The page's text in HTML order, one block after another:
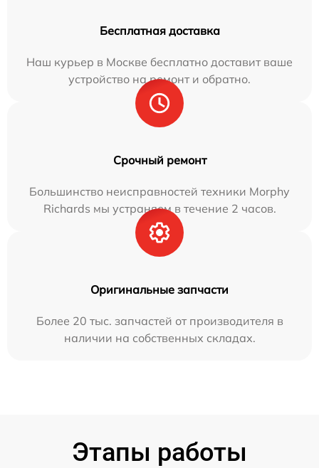
Бесплатная доставка
Наш курьер в Москве бесплатно доставит ваше
устройство на ремонт и обратно.
Срочный ремонт
Большинство неисправностей техники Morphy
Richards мы устраняем в течение 2 часов.
Оригинальные запчасти
Более 20 тыс. запчастей от производителя в
наличии на собственных складах.
Этапы работы